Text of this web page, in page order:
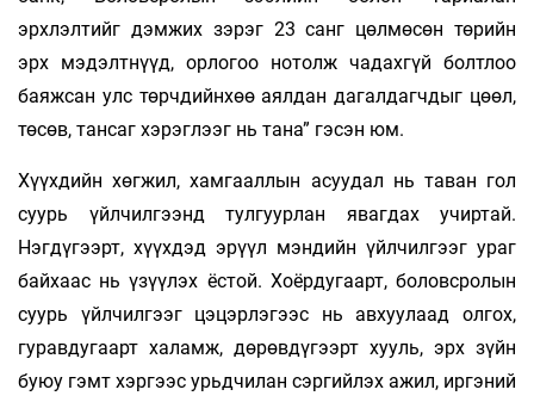
эрхлэлтийг дэмжих зэрэг 23 санг цөлмөсөн төрийн
эрх мэдэлтнүүд, орлогоо нотолж чадахгүй болтлоо
баяжсан улс төрчдийнхөө аялдан дагалдагчдыг цөөл,
төсөв, тансаг хэрэглээг нь тана” гэсэн юм.
Хүүхдийн хөгжил, хамгааллын асуудал нь таван гол
суурь үйлчилгээнд тулгуурлан явагдах учиртай.
Нэгдүгээрт, хүүхдэд эрүүл мэндийн үйлчилгээг ураг
байхаас нь үзүүлэх ёстой. Хоёрдугаарт, боловсролын
суурь үйлчилгээг цэцэрлэгээс нь авхуулаад олгох,
гуравдугаарт халамж, дөрөвдүгээрт хууль, эрх зүйн
буюу гэмт хэргээс урьдчилан сэргийлэх ажил, иргэний